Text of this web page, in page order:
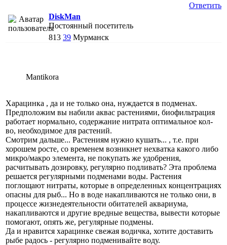
Ответить
DiskMan
Постоянный посетитель
813 39 Мурманск
Mantikora
Харацинка , да и не только она, нуждается в подменах.
Предположим вы набили аквас растениями, биофильтрация
работает нормально, содержание нитрата оптимальное кол-
во, необходимое для растений.
Смотрим дальше... Растениям нужно кушать... , т.е. при
хорошем росте, со временем возникнет нехватка какого либо
микро/макро элемента, не покупать же удобрения,
расчитывать дозировку, регулярно подливать? Эта проблема
решается регулярными подменами воды. Растения
поглощают нитраты, которые в определенных концентрациях
опасны для рыб... Но в воде накапливаются не только они, в
процессе жизнедеятельности обитателей аквариума,
накапливаются и другие вредные вещества, вывести которые
помогают, опять же, регулярные подмены.
Да и нравится харацинке свежая водичка, хотите доставить
рыбе радось - регулярно подменивайте воду.